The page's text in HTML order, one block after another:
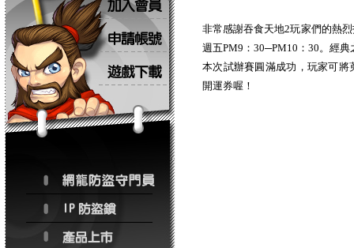
非常感謝吞食天地2玩家們的熱
週五PM9：30─PM10：30。經
本次試辦賽圓滿成功，玩家可將
開運券喔！